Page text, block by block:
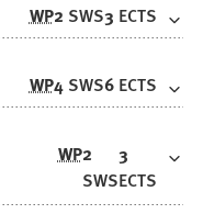
WP2 SWS3 ECTS
WP4 SWS6 ECTS
WP2
SWS
3
ECTS